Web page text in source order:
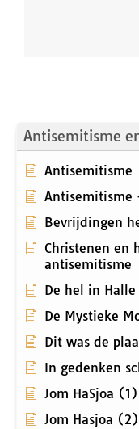
Antisemitisme
Antisemitisme
Antisemitisme
Bevrijdingen
Christenen en
antisemitisme
De hel in Halle
De Mystieke
Dit was de
In gedenken
Jom HaSjoa (1)
Jom Hasjoa (2)